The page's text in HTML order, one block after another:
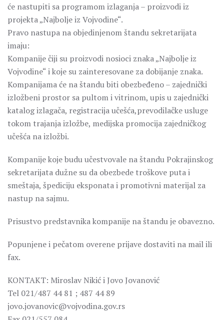
će nastupiti sa programom izlaganja – proizvodi iz
projekta „Najbolje iz Vojvodine“.
Pravo nastupa na objedinjenom štandu sekretarijata
imaju:
Kompanije čiji su proizvodi nosioci znaka „Najbolje iz
Vojvodine“ i koje su zainteresovane za dobijanje znaka.
Kompanijama će na štandu biti obezbeđeno – zajednički
izložbeni prostor sa pultom i vitrinom, upis u zajednički
katalog izlagača, registracija učešća,prevodilačke usluge
tokom trajanja izložbe, medijska promocija zajedničkog
učešća na izložbi.
Kompanije koje budu učestvovale na štandu Pokrajinskog
sekretarijata dužne su da obezbede troškove puta i
smeštaja, špediciju eksponata i promotivni materijal za
nastup na sajmu.
Prisustvo predstavnika kompanije na štandu je obavezno.
Popunjene i pečatom overene prijave dostaviti na mail ili
fax.
KONTAKT: Miroslav Nikić i Jovo Jovanović
Tel 021/487 44 81 ; 487 44 89
jovo.jovanovic@vojvodina.gov.rs